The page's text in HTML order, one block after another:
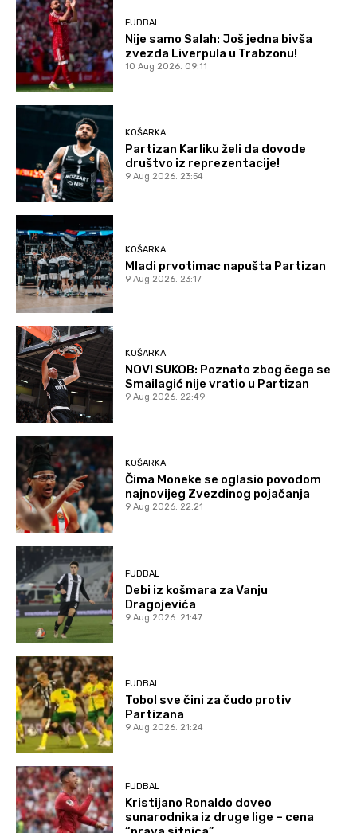
FUDBAL
Nije samo Salah: Još jedna bivša
zvezda Liverpula u Trabzonu!
10 Aug 2026. 09:11
KOŠARKA
Partizan Karliku želi da dovode
društvo iz reprezentacije!
9 Aug 2026. 23:54
KOŠARKA
Mladi prvotimac napušta Partizan
9 Aug 2026. 23:17
KOŠARKA
NOVI SUKOB: Poznato zbog čega se
Smailagić nije vratio u Partizan
9 Aug 2026. 22:49
KOŠARKA
Čima Moneke se oglasio povodom
najnovijeg Zvezdinog pojačanja
9 Aug 2026. 22:21
FUDBAL
Debi iz košmara za Vanju
Dragojevića
9 Aug 2026. 21:47
FUDBAL
Tobol sve čini za čudo protiv
Partizana
9 Aug 2026. 21:24
FUDBAL
Kristijano Ronaldo doveo
sunarodnika iz druge lige – cena